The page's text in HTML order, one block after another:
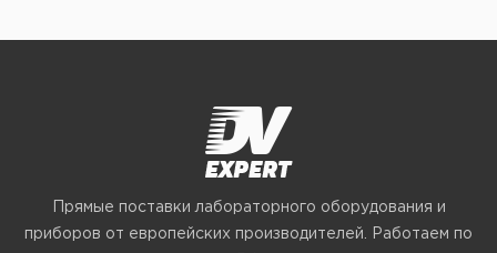
Прямые поставки лабораторного оборудования и
приборов от европейских производителей. Работаем по